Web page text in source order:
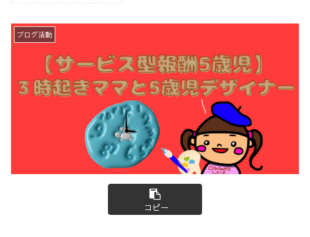
ブログ活動
コピー